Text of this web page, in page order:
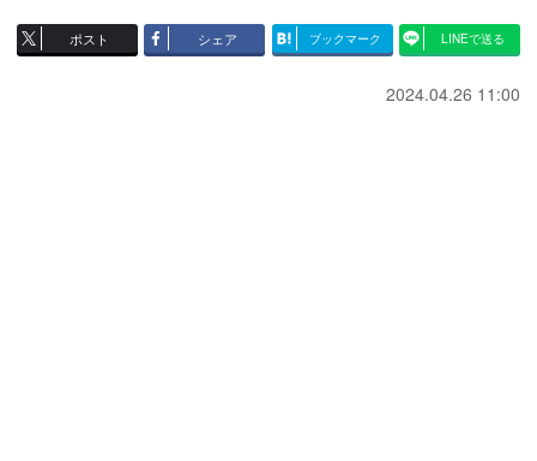
ポスト シェア ブックマーク LINEで送る
2024.04.26 11:00